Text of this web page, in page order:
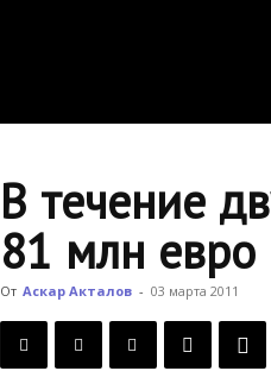
В течение
81 млн
От Аскар Акталов - 03 марта 2011